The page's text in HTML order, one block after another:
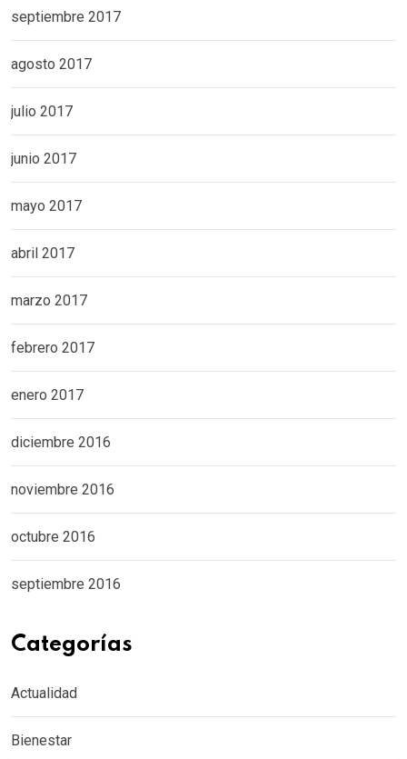
septiembre 2017
agosto 2017
julio 2017
junio 2017
mayo 2017
abril 2017
marzo 2017
febrero 2017
enero 2017
diciembre 2016
noviembre 2016
octubre 2016
septiembre 2016
Categorías
Actualidad
Bienestar